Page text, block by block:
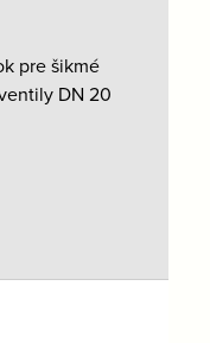
pre šikmé
DN 20